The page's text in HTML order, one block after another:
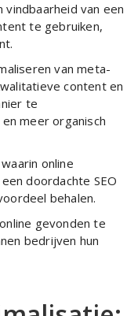
van een
te gebruiken,
van meta-
content en
te
meer organisch
online
doordachte SEO
behalen.
gevonden te
bedrijven hun